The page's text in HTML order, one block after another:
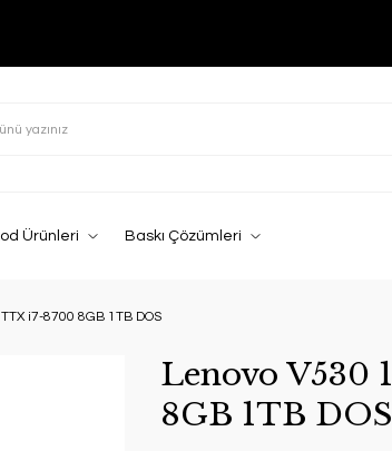
Ürünleri Baskı Çözümleri
i7-8700 8GB 1TB DOS
Lenovo V530
8GB 1TB DOS